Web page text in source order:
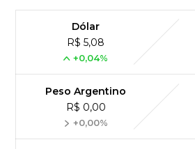
Dólar
R$ 5,08
+0,04%
Peso Argentino
R$ 0,00
+0,00%